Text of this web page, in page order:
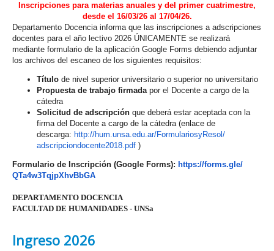
Inscripciones para materias anuales y del primer cuatrimestre,
desde el 16/03/26 al 17/04/26.
Departamento Docencia informa que las inscripciones a adscripciones
docentes para el año lectivo 2026 ÚNICAMENTE se realizará
mediante formulario de la aplicación Google Forms debiendo adjuntar
los archivos del escaneo de los siguientes requisitos:
Título de nivel superior universitario o superior no universitario
Propuesta de trabajo firmadapor el Docente a cargo de la
cátedra
Solicitud de adscripción que deberá estar aceptada con la
firma del Docente a cargo de la cátedra (enlace de
descarga: http://hum.unsa.edu.ar/FormulariosyResol/
adscripciondocente2018.pdf )
Formulario de Inscripción (Google Forms): https://forms.gle/
QTa4w3TqjpXhvBbGA
DEPARTAMENTO DOCENCIA
FACULTAD DE HUMANIDADES - UNSa
Ingreso 2026